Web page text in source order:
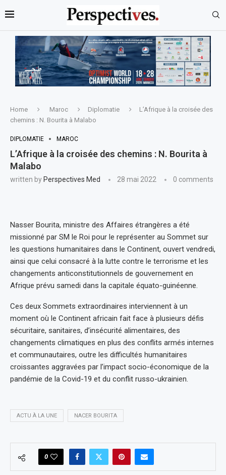
Home Maroc Diplomatie
L’Afrique à la croisée des
chemins : N. Bourita à Malabo
DIPLOMATIE MAROC
L’Afrique à la croisée des chemins : N. Bourita à
Malabo
written by Perspectives Med 28 mai 2022 0 comments
Nasser Bourita, ministre des Affaires étrangères a été
missionné par SM le Roi pour le représenter au Sommet sur
les questions humanitaires dans le Continent, ouvert vendredi,
ainsi que celui consacré à la lutte contre le terrorisme et les
changements anticonstitutionnels de gouvernement en
Afrique prévu samedi dans la capitale équato-guinéenne.
Ces deux Sommets extraordinaires interviennent à un
moment où le Continent africain fait face à plusieurs défis
sécuritaire, sanitaires, d’insécurité alimentaires, des
changements climatiques en plus des conflits armés internes
et communautaires, outre les difficultés humanitaires
croissantes aggravées par l’impact socio-économique de la
pandémie de la Covid-19 et du conflit russo-ukrainien.
ACTU À LA UNE NACER BOURITA
0